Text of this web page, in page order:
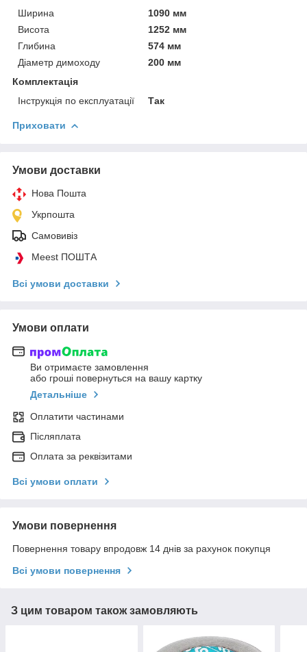
Ширина
1090 мм
Висота
1252 мм
Глибина
574 мм
Діаметр димоходу
200 мм
Комплектація
Інструкція по експлуатації
Так
Приховати
Умови доставки
Нова Пошта
Укрпошта
Самовивіз
Meest ПОШТА
Всі умови доставки
Умови оплати
Ви отримаєте замовлення
або гроші повернуться на вашу картку
Детальніше
Оплатити частинами
Післяплата
Оплата за реквізитами
Всі умови оплати
Умови повернення
Повернення товару впродовж 14 днів за рахунок покупця
Всі умови повернення
З цим товаром також замовляють